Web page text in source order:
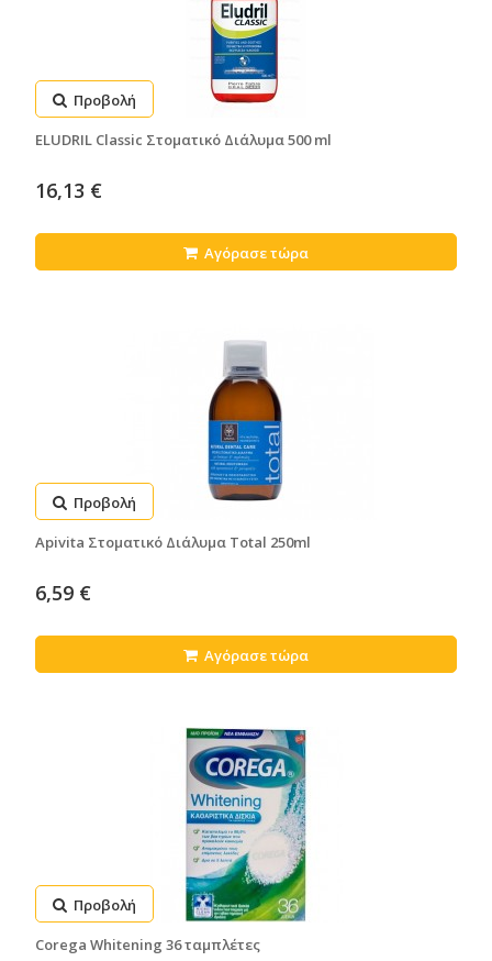
Προβολή
ELUDRIL Classic Στοματικό Διάλυμα 500 ml
16,13 €
Αγόρασε τώρα
Προβολή
Apivita Στοματικό Διάλυμα Total 250ml
6,59 €
Αγόρασε τώρα
Προβολή
Corega Whitening 36 ταμπλέτες